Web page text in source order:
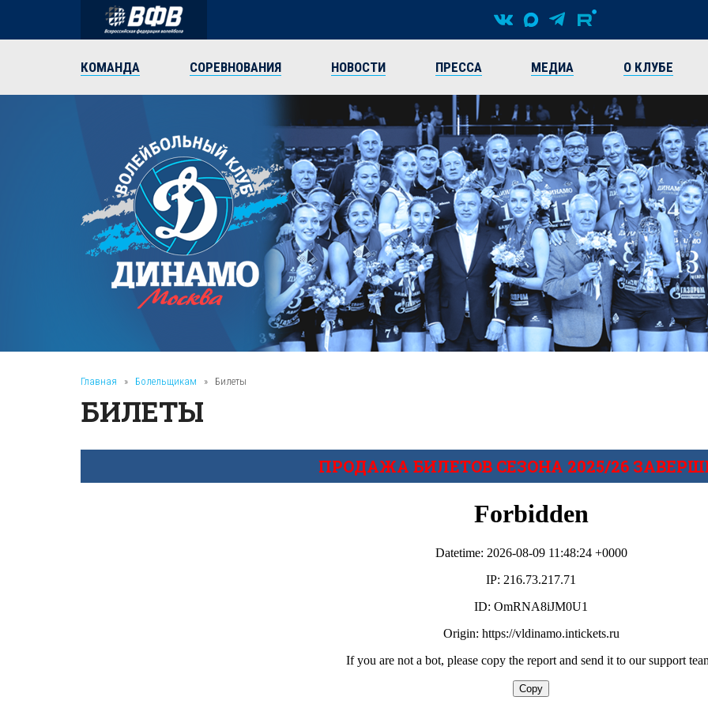
КОМАНДА СОРЕВНОВАНИЯ НОВОСТИ ПРЕССА МЕДИА О КЛУБЕ
Главная » Болельщикам » Билеты
БИЛЕТЫ
ПРОДАЖА БИЛЕТОВ СЕЗОНА 2025/26